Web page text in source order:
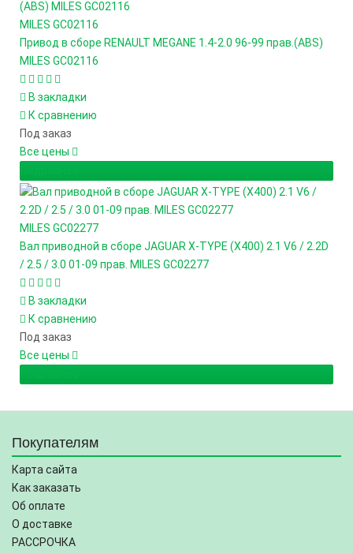
MILES GC02116
Привод в сборе RENAULT MEGANE 1.4-2.0 96-99 прав.(ABS)
MILES GC02116
В закладки
К сравнению
Под заказ
Все цены
MILES GC02277
Вал приводной в сборе JAGUAR X-TYPE (X400) 2.1 V6 / 2.2D
/ 2.5 / 3.0 01-09 прав. MILES GC02277
В закладки
К сравнению
Под заказ
Все цены
Покупателям
Карта сайта
Как заказать
Об оплате
О доставке
РАССРОЧКА